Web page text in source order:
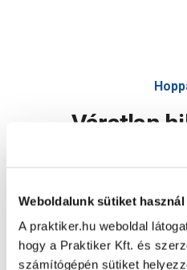
Weboldalunk sütiket használ
A praktiker.hu weboldal
hogy a Praktiker Kft. és
számítógépén sütiket
Váratlan
Oldal